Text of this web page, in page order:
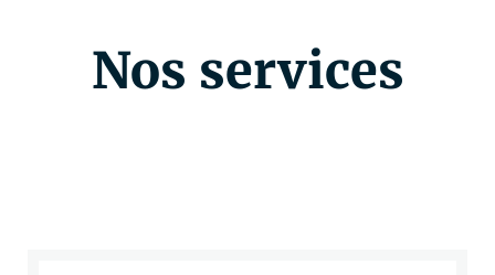
Nos services